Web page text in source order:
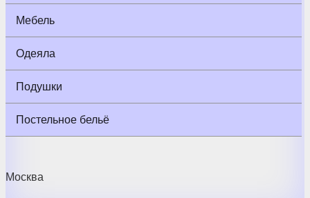
Мебель
Одеяла
Подушки
Постельное бельё
Москва